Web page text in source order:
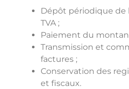
Dépôt périodique de
TVA ;
Paiement du
Transmission et
factures ;
Conservation des
et fiscaux.